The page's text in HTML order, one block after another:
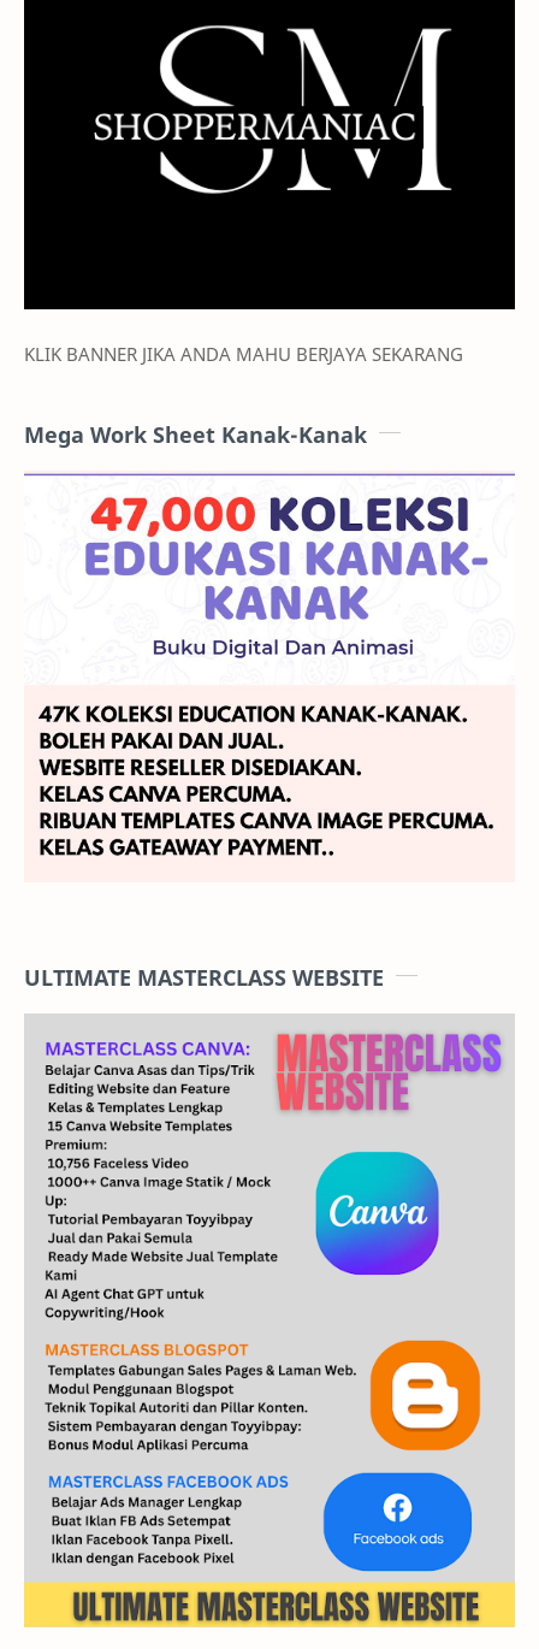
KLIK BANNER JIKA ANDA MAHU BERJAYA SEKARANG
Mega Work Sheet Kanak-Kanak
ULTIMATE MASTERCLASS WEBSITE